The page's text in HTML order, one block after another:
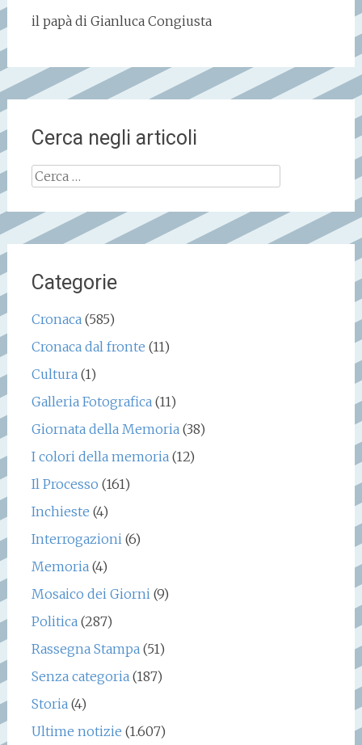
il papà di Gianluca Congiusta
Cerca negli articoli
Ricerca
Categorie
Cronaca(585)
Cronaca dal fronte (11)
Cultura(1)
Galleria Fotografica(11)
Giornata della Memoria(38)
I colori della memoria(12)
Il Processo (161)
Inchieste (4)
Interrogazioni(6)
Memoria(4)
Mosaico dei Giorni(9)
Politica(287)
Rassegna Stampa(51)
Senza categoria(187)
Storia(4)
Ultime notizie (1.607)